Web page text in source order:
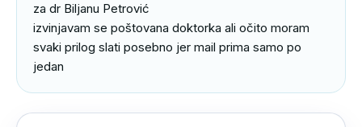
za dr Biljanu Petrović
izvinjavam se poštovana doktorka ali očito moram
svaki prilog slati posebno jer mail prima samo po
jedan